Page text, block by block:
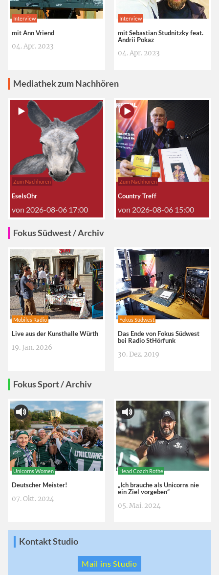
Interview
mit Ann Vriend
04. Apr. 2023
Interview
mit Sebastian Studnitzky feat.
Andrii Pokaz
04. Apr. 2023
Mediathek zum Nachhören
Zum Nachhören
EselsOhr
von 2026-08-06 17:00
Zum Nachhören
Country Treff
von 2026-08-06 15:00
Fokus Südwest / Archiv
Mobiles Radio
Live aus der Kunsthalle Würth
19. Jan. 2026
Fokus Südwest
Das Ende von Fokus Südwest
bei Radio StHörfunk
30. Dez. 2019
Fokus Sport / Archiv
Unicorns Women
Deutscher Meister!
07. Okt. 2024
Head Coach Rothe
„Ich brauche als Unicorns nie
ein Ziel vorgeben“
05. Mai. 2024
Kontakt Studio
Mail ins Studio